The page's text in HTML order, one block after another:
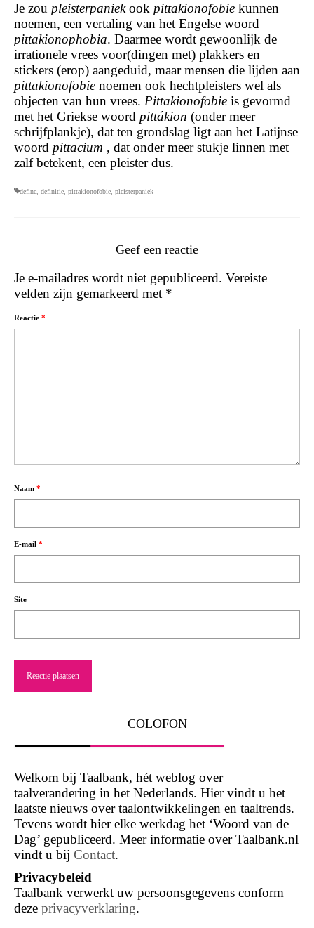
Je zou pleisterpaniekook pittakionofobie kunnen
noemen, een vertaling van het Engelse woord
pittakionophobia. Daarmee wordt gewoonlijk de
irrationele vrees voor(dingen met) plakkers en
stickers (erop) aangeduid, maar mensen die lijden aan
pittakionofobie noemen ook hechtpleisters wel als
objecten van hun vrees. Pittakionofobie is gevormd
met het Griekse woord pittákion (onder meer
schrijfplankje), dat ten grondslag ligt aan het Latijnse
woord pittacium , dat onder meer stukje linnen met
zalf betekent, een pleister dus.
define definitie pittakionofobie pleisterpaniek
Geef een reactie
Je e-mailadres wordt niet gepubliceerd. Vereiste
velden zijn gemarkeerd met *
Reactie *
Naam *
E-mail *
Site
COLOFON
Welkom bij Taalbank, hét weblog over
taalverandering in het Nederlands. Hier vindt u het
laatste nieuws over taalontwikkelingen en taaltrends.
Tevens wordt hier elke werkdag het ‘Woord van de
Dag’ gepubliceerd. Meer informatie over Taalbank.nl
vindt u bij Contact.
Privacybeleid
Taalbank verwerkt uw persoonsgegevens conform
deze privacyverklaring.